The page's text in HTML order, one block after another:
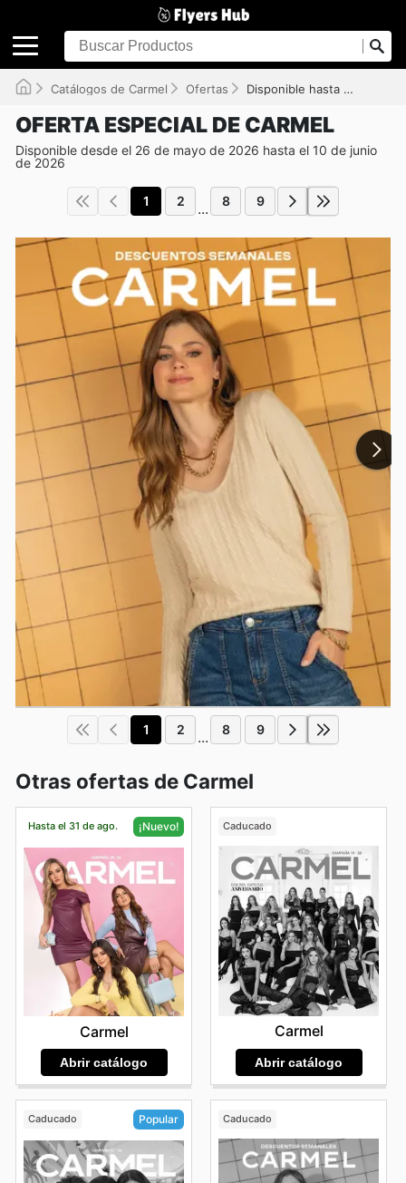
Catálogos de Carmel Ofertas Disponible hasta el 10/06/2026
OFERTA ESPECIAL DE CARMEL
Disponible desde el 26 de mayo de 2026 hasta el 10 de junio
de 2026
1 2 ... 8 9
1 2 ... 8 9
Otras ofertas de Carmel
Hasta el 31 de ago. ¡Nuevo!
Carmel
Abrir catálogo
Caducado
Carmel
Abrir catálogo
Caducado Popular Caducado